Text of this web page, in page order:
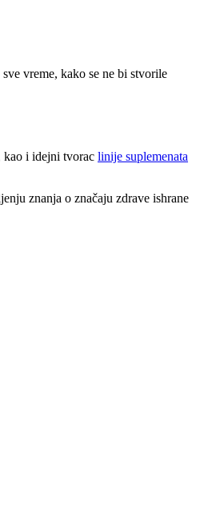
vreme, kako se ne bi stvorile
kao i idejni tvorac linije suplemenata
znanja o značaju zdrave ishrane